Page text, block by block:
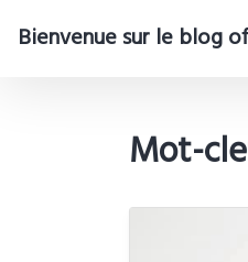
Bienvenue sur le blog
Mot-